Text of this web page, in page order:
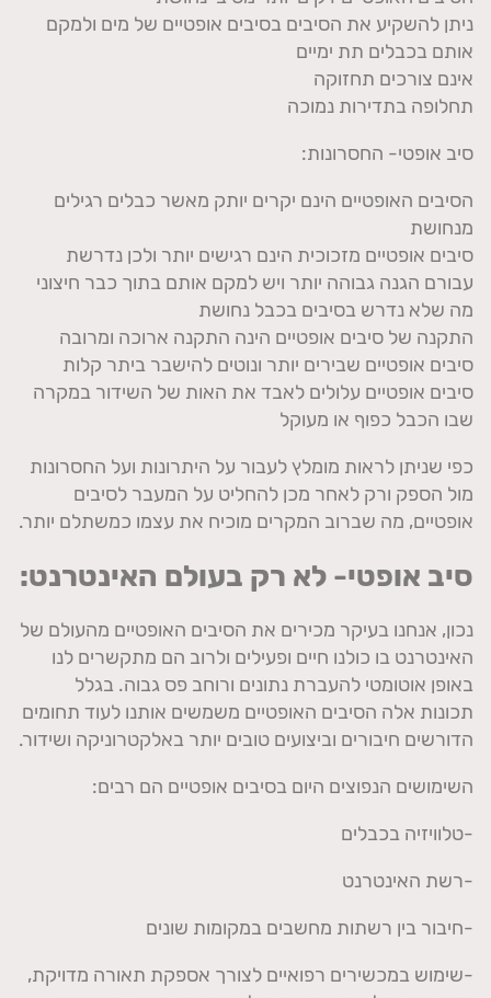
ניתן להשקיע את הסיבים בסיבים אופטיים של מים ולמקם
אותם בכבלים תת ימיים
אינם צורכים תחזוקה
תחלופה בתדירות נמוכה
סיב אופטי- החסרונות:
הסיבים האופטיים הינם יקרים יותק מאשר כבלים רגילים
מנחושת
סיבים אופטיים מזכוכית הינם רגישים יותר ולכן נדרשת
עבורם הגנה גבוהה יותר ויש למקם אותם בתוך כבר חיצוני
מה שלא נדרש בסיבים בכבל נחושת
התקנה של סיבים אופטיים הינה התקנה ארוכה ומרובה
סיבים אופטיים שבירים יותר ונוטים להישבר ביתר קלות
סיבים אופטיים עלולים לאבד את האות של השידור במקרה
שבו הכבל כפוף או מעוקל
כפי שניתן לראות מומלץ לעבור על היתרונות ועל החסרונות
מול הספק ורק לאחר מכן להחליט על המעבר לסיבים
אופטיים, מה שברוב המקרים מוכיח את עצמו כמשתלם יותר.
סיב אופטי- לא רק בעולם האינטרנט:
נכון, אנחנו בעיקר מכירים את הסיבים האופטיים מהעולם של
האינטרנט בו כולנו חיים ופעילים ולרוב הם מתקשרים לנו
באופן אוטומטי להעברת נתונים ורוחב פס גבוה. בגלל
תכונות אלה הסיבים האופטיים משמשים אותנו לעוד תחומים
הדורשים חיבורים וביצועים טובים יותר באלקטרוניקה ושידור.
השימושים הנפוצים היום בסיבים אופטיים הם רבים:
-טלוויזיה בכבלים
-רשת האינטרנט
-חיבור בין רשתות מחשבים במקומות שונים
-שימוש במכשירים רפואיים לצורך אספקת תאורה מדויקת,